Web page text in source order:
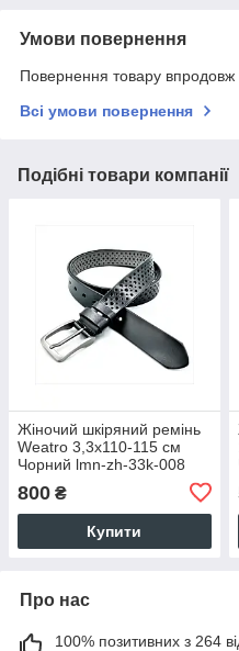
Умови повернення
Повернення товару впродовж
Всі умови повернення
Подібні товари компанії
Жіночий шкіряний ремінь
Weatro 3,3х110-115 см
Чорний lmn-zh-33k-008
800 ₴
Купити
Про нас
100% позитивних з 264